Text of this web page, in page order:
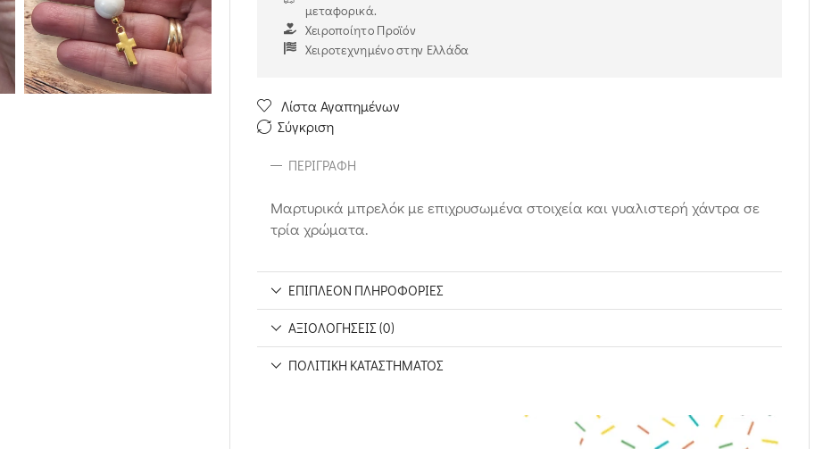
μεταφορικά.
Χειροποίητο Προϊόν
Χειροτεχνημένο στην Ελλάδα
Λίστα Αγαπημένων
Σύγκριση
ΠΕΡΙΓΡΑΦΉ
Μαρτυρικά μπρελόκ με επιχρυσωμένα στοιχεία και γυαλιστερή χάντρα σε
τρία χρώματα.
ΕΠΙΠΛΈΟΝ ΠΛΗΡΟΦΟΡΊΕΣ
ΑΞΙΟΛΟΓΉΣΕΙΣ (0)
ΠΟΛΙΤΙΚΉ ΚΑΤΑΣΤΉΜΑΤΟΣ